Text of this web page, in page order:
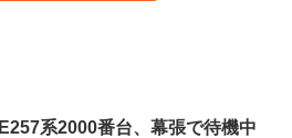
E257系2000番台、幕張で待機中